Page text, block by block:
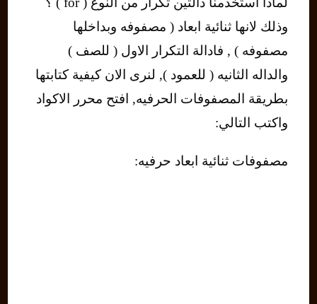
وذلك لانها ثنائية ابعاد ( مصفوفه وبداخلها
مصفوفه ) , فادالة التكرار الاول ( للصف )
والداله الثانيه ( للعمود ), لنرى الان كيفية كتابتها
بطريقة المصفوفات الحرفيه, افتح محرر الاكواد
واكتب التالي:
مصفوفات ثنائية ابعاد حرفيه: